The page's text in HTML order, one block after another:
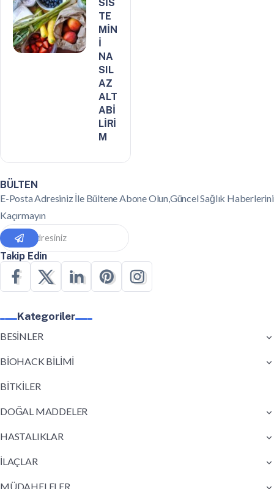
SİS
TE
MİN
İ
NA
SIL
AZ
ALT
ABİ
LİRİ
M
BÜLTEN
E-Posta Adresiniz İle Bültene Abone Olun,Güncel Sağlık Haberlerini
Kaçırmayın
Takip Edin
Kategoriler
BESİNLER
BİOHACK BİLİMİ
BİTKİLER
DOĞAL MADDELER
HASTALIKLAR
İLAÇLAR
MÜDAHELELER